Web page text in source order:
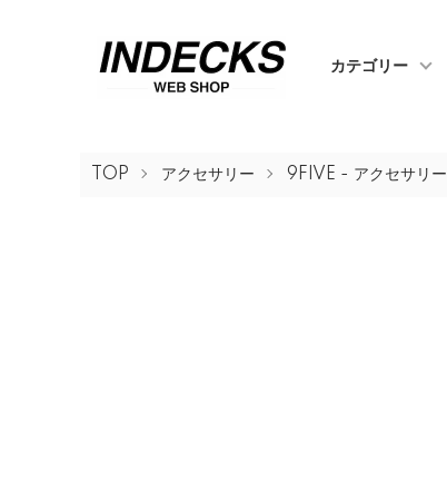
カテゴリー
TOP アクセサリー 9FIVE - アクセサリー